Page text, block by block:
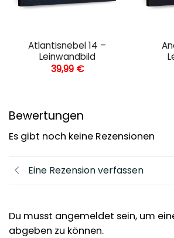
Atlantisnebel 14 –
Leinwandbild
39,99 €
Bewertungen
Es gibt noch keine Rezensionen
Eine Rezension verfassen
Du musst angemeldet sein, um
abgeben zu können.